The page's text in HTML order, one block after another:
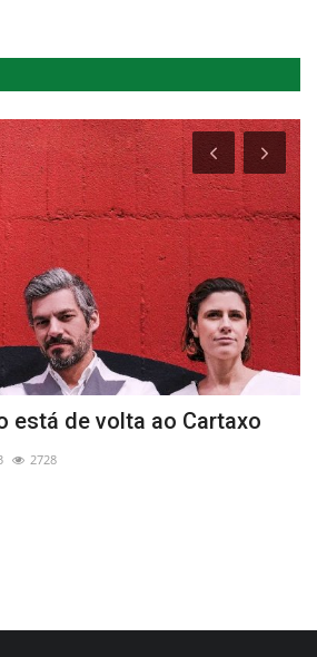
está de volta ao Cartaxo
2728